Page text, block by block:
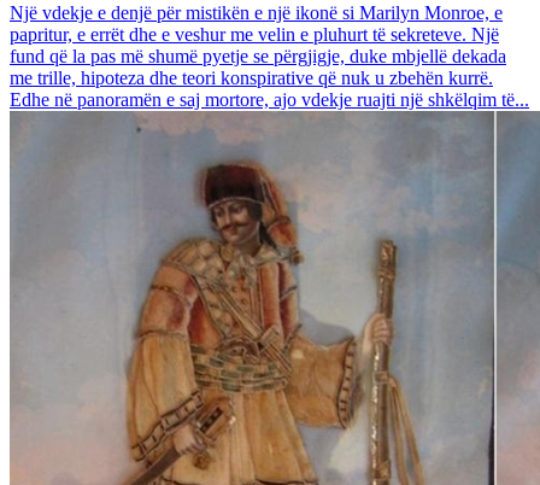
Një vdekje e denjë për mistikën e një ikonë si Marilyn Monroe, e
papritur, e errët dhe e veshur me velin e pluhurt të sekreteve. Një
fund që la pas më shumë pyetje se përgjigje, duke mbjellë dekada
me trille, hipoteza dhe teori konspirative që nuk u zbehën kurrë.
Edhe në panoramën e saj mortore, ajo vdekje ruajti një shkëlqim të...